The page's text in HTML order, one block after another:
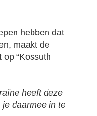
hebben dat
maakt de
“Kossuth
heeft deze
daarmee in te